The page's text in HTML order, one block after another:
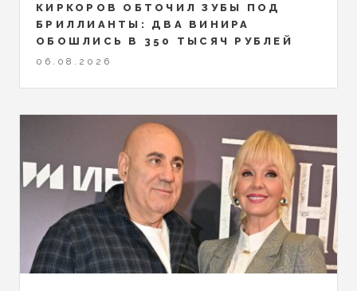
КИРКОРОВ ОБТОЧИЛ ЗУБЫ ПОД
БРИЛЛИАНТЫ: ДВА ВИНИРА
ОБОШЛИСЬ В 350 ТЫСЯЧ РУБЛЕЙ
06.08.2026